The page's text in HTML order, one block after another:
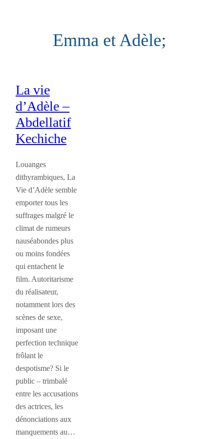
Emma et Adèle;
La vie
d’Adèle –
Abdellatif
Kechiche
Louanges
dithyrambiques, La
Vie d’Adèle semble
emporter tous les
suffrages malgré le
climat de rumeurs
nauséabondes plus
ou moins fondées
qui entachent le
film. Autoritarisme
du réalisateur,
notamment lors des
scènes de sexe,
imposant une
perfection technique
frôlant le
despotisme? Si le
public – trimbalé
entre les accusations
des actrices, les
dénonciations aux
manquements au…